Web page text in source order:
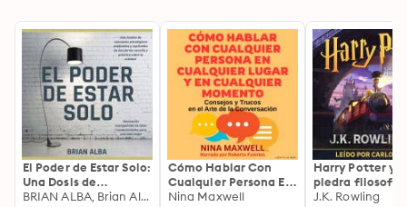
El Poder de Estar Solo:
Una Dosis de
Motivación
BRIAN ALBA, Brian Alba
Cómo Hablar Con
Cualquier Persona En
Cualquier Lugar Y En
Nina Maxwell
Harry Potter y
piedra filosofal
J.K. Rowling